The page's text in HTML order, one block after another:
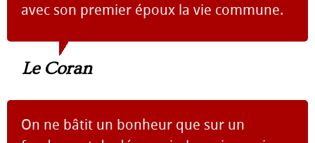
avec son premier époux la vie commune.
Le Coran
On ne bâtit un bonheur que sur un